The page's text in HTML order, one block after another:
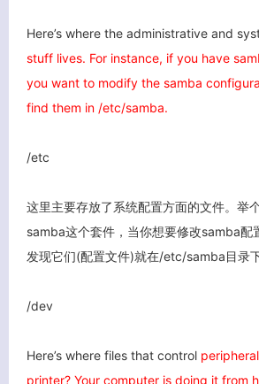
Here’s where the administrative and
stuff lives. For instance, if you have
you want to modify the samba
find them in /etc/samba.
/etc
这里主要存放了系统配置方面的文件。举
samba这个套件，当你想要修改samba配
发现它们(配置文件)就在/etc/samba目录下
/dev
Here’s where files that control
printer? Your computer is doing it from